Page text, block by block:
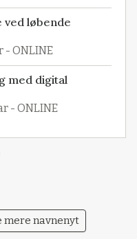
ved løbende
- ONLINE
med digital
- ONLINE
mere navnenyt